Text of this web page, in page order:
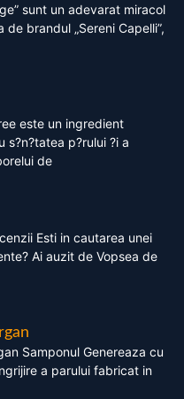
sunt un adevarat miracol
brandul „Sereni Capelli”,
este un ingredient
p?rului ?i a
de
Esti in cautarea unei
Ai auzit de Vopsea de
Samponul Genereaza cu
a parului fabricat in